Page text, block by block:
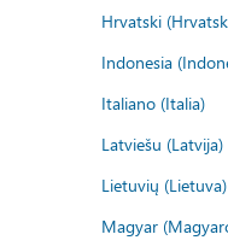
Hrvatski
Indonesia
Italiano (Italia)
Latviešu (Latvija)
Lietuvių (Lietuva)
Magyar